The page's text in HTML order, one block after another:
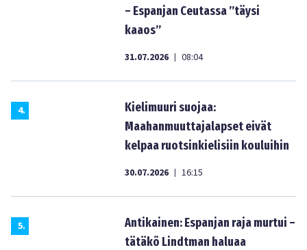
– Espanjan Ceutassa ”täysi
kaaos”
31.07.2026 | 08:04
4.
Kielimuuri suojaa:
Maahanmuuttajalapset eivät
kelpaa ruotsinkielisiin kouluihin
30.07.2026 | 16:15
5.
Antikainen: Espanjan raja murtui –
tätäkö Lindtman haluaa